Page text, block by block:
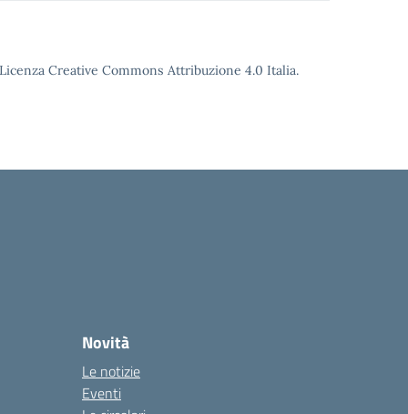
Creative Commons Attribuzione 4.0 Italia.
Novità
Le notizie
Eventi